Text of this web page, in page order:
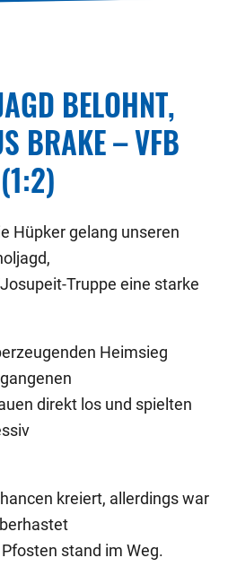
BELOHNT,
BRAKE – VFB
Hüpker gelang unseren
Truppe eine starke
Heimsieg
direkt los und spielten
kreiert, allerdings war
stand im Weg.